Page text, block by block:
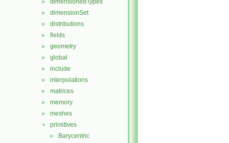
► dimensionedTypes
► dimensionSet
► distributions
► fields
► geometry
► global
► include
► interpolations
► matrices
► memory
► meshes
▼ primitives
► Barycentric